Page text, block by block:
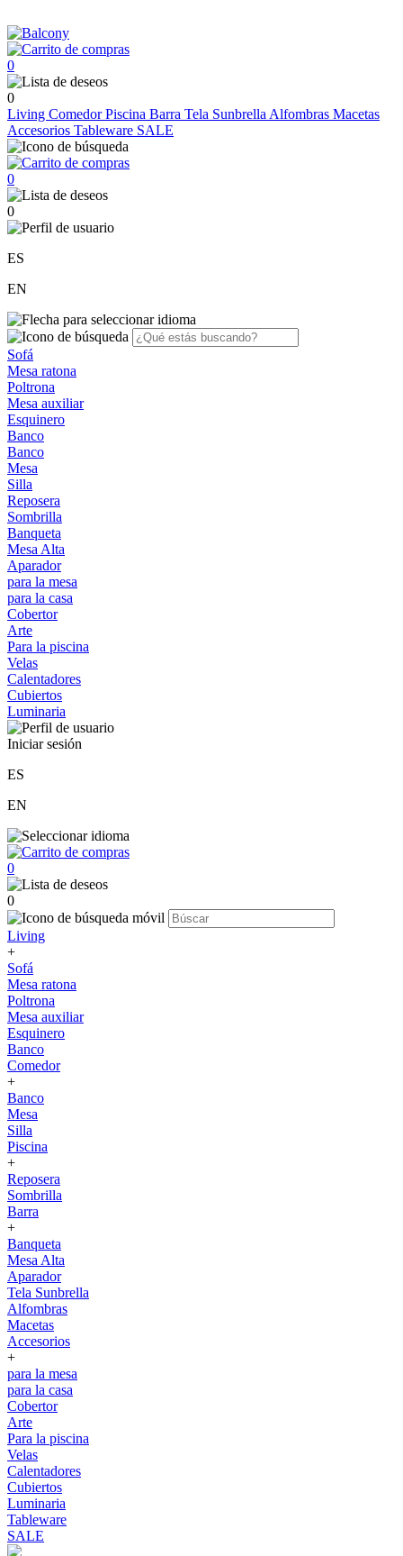
0
0
Living ComedorPiscina Barra Tela Sunbrella Alfombras Macetas
Accesorios Tableware SALE
0
0
ES
EN
Sofá
Mesa ratona
Poltrona
Mesa auxiliar
Esquinero
Banco
Banco
Mesa
Silla
Reposera
Sombrilla
Banqueta
Mesa Alta
Aparador
para la mesa
para la casa
Cobertor
Arte
Para la piscina
Velas
Calentadores
Cubiertos
Luminaria
Iniciar sesión
ES
EN
0
0
Living
+
Sofá
Mesa ratona
Poltrona
Mesa auxiliar
Esquinero
Banco
Comedor
+
Banco
Mesa
Silla
Piscina
+
Reposera
Sombrilla
Barra
+
Banqueta
Mesa Alta
Aparador
Tela Sunbrella
Alfombras
Macetas
Accesorios
+
para la mesa
para la casa
Cobertor
Arte
Para la piscina
Velas
Calentadores
Cubiertos
Luminaria
Tableware
SALE